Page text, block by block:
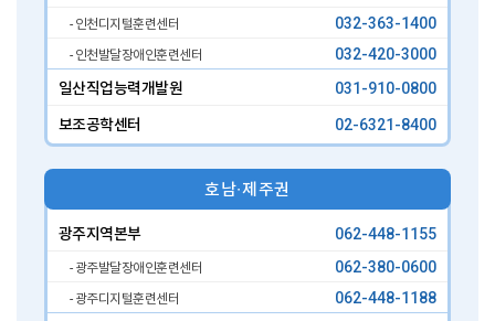
- 인천디지털훈련센터 032-363-1400
- 인천발달장애인훈련센터
032-420-3000
일산직업능력개발원
031-910-0800
보조공학센터 02-6321-8400
호남∙제주권
광주지역본부 062-448-1155
- 광주발달장애인훈련센터 062-380-0600
- 광주디지털훈련센터
062-448-1188